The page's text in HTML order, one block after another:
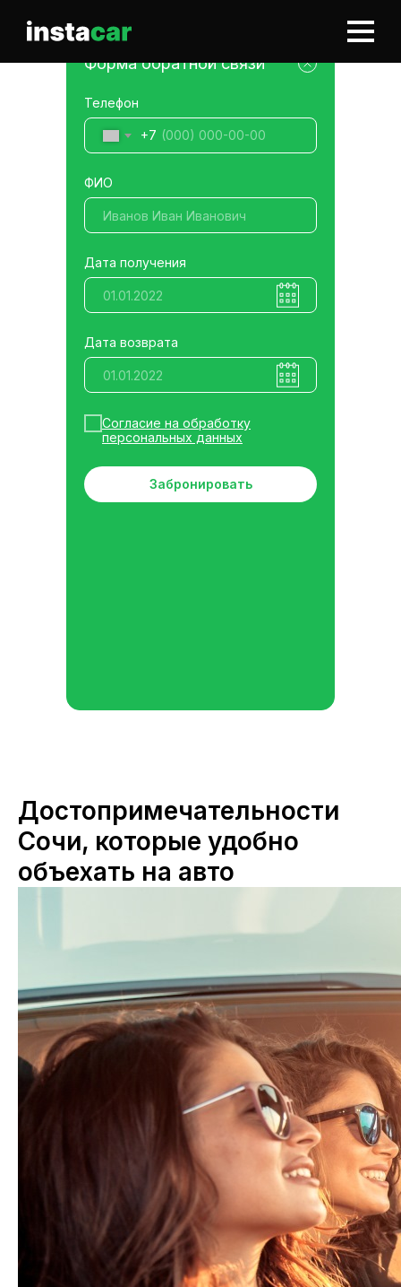
Форма обратной связи
Телефон
+7
ФИО
Дата получения
Дата возврата
Согласие на обработку
персональных данных
Забронировать
Достопримечательности
Сочи, которые удобно
объехать на авто